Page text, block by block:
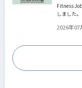
Fitness
しました
していき
2026年07